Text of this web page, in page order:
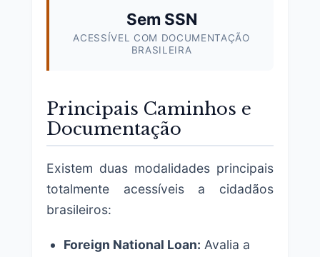
Sem SSN
ACESSÍVEL COM DOCUMENTAÇÃO
BRASILEIRA
Principais Caminhos e
Documentação
Existem duas modalidades principais
totalmente acessíveis a cidadãos
brasileiros:
Foreign National Loan: Avalia a